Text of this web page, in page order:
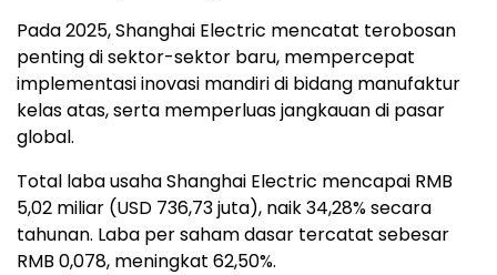
Pada 2025, Shanghai Electric mencatat terobosan
penting di sektor-sektor baru, mempercepat
implementasi inovasi mandiri di bidang manufaktur
kelas atas, serta memperluas jangkauan di pasar
global.
Total laba usaha Shanghai Electric mencapai RMB
5,02 miliar (USD 736,73 juta), naik 34,28% secara
tahunan. Laba per saham dasar tercatat sebesar
RMB 0,078, meningkat 62,50%.